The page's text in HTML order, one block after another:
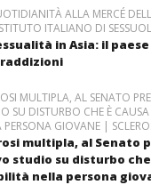
ALLA MERCÉ
ITALIANO DI
in Asia: il
MULTIPLA, AL SENATO
SU DISTURBO CHE È
PERSONA GIOVANE |
multipla, al Senato
studio su disturbo
nella persona